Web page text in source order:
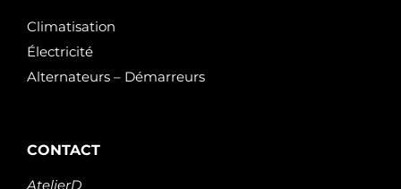
Climatisation
Électricité
Alternateurs – Démarreurs
CONTACT
AtelierD